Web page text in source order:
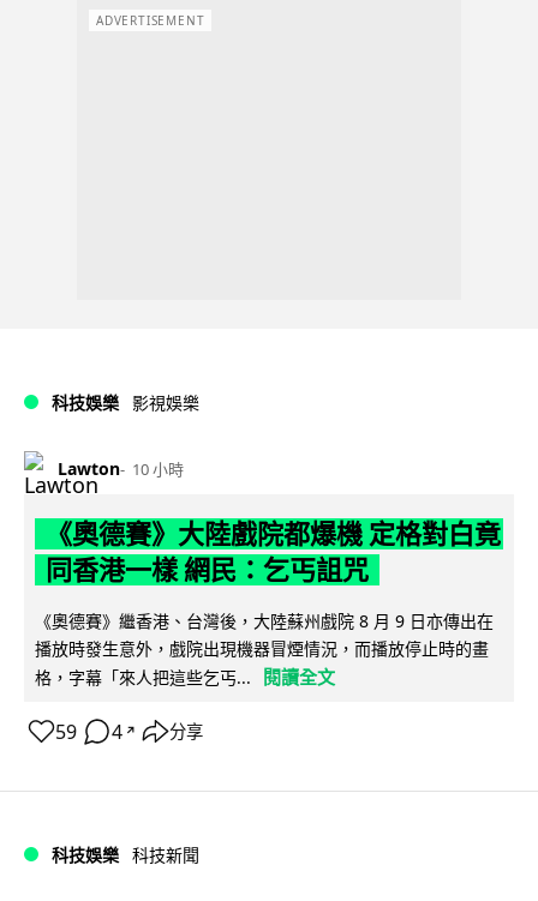
ADVERTISEMENT
科技娛樂 影視娛樂
Lawton 10 小時
《奧德賽》大陸戲院都爆機 定格對白竟
同香港一樣 網民：乞丐詛咒
《奧德賽》繼香港、台灣後，大陸蘇州戲院 8 月 9 日亦傳出在
播放時發生意外，戲院出現機器冒煙情況，而播放停止時的畫
格，字幕「來人把這些乞丐...
閱讀全文
59 4 ↗ 分享
科技娛樂 科技新聞